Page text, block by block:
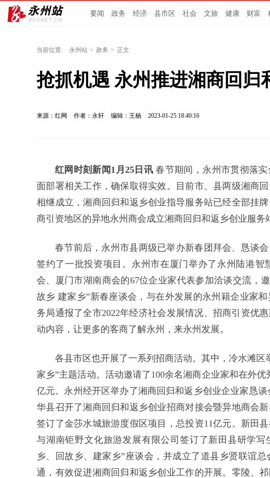
要闻 政务 经济 县市区 社会 文旅 健康 财富
当前位置: 永州站 > 政务 > 正文
抢抓机遇 永州推进湘商回归
来源：红网 作者：永轩 编辑：王杨 2023-01-25 18:40:16
红网时刻新闻1月25日讯 春节期间，永州市贯彻落
面部署相关工作，确保取得实效。目前市、县两级湘商
相继成立，湘商回归和返乡创业指导服务站已经全部挂
商引资地区的异地永州商会成立湘商回归和返乡创业服务
春节前后，永州市县两级已举办新春团拜会、恳谈
签约了一批投资项目。永州市在厦门举办了永州陆港
会、厦门市湖南商会的67位企业家代表参加洽谈交流，
故乡 建家乡”新春座谈会，与在外发展的永州籍企业家
务局通报了全市2022年经济社会发展情况、招商引资优
动内容，让更多的客商了解永州，来永州发展。
各县市区也开展了一系列招商活动。其中，冷水滩区
家乡”主题活动。活动邀请了100余名湘商企业家和在外
亿元。永州经开区举办了湘商回归和返乡创业企业家恳
华县召开了湘商回归和返乡创业招商对接会暨异地商会
签订了金莎水城旅游度假区项目，总投资11亿元。新田
与湖南钜野文化旅游发展有限公司签订了新田县研学
乡、回故乡、建家乡”座谈会，并成立了道县乡贤联谊
通，有效促进湘商回归和返乡创业工作的开展。零陵、